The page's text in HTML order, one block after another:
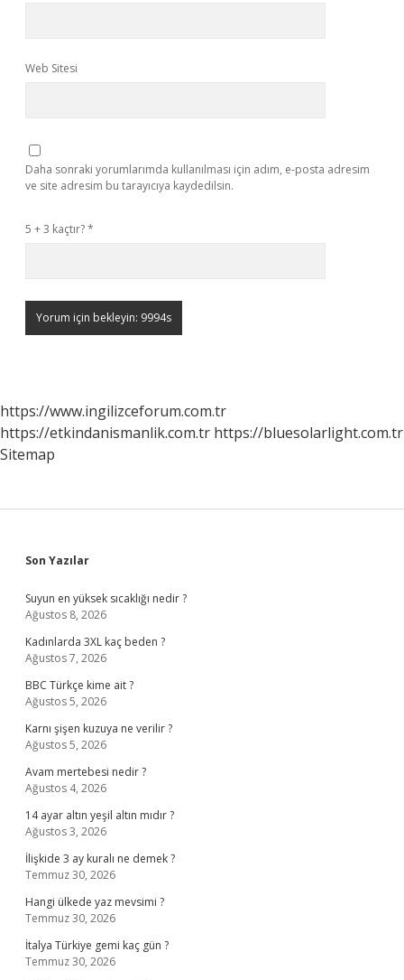
Web Sitesi
Daha sonraki yorumlarımda kullanılması için adım, e-posta adresim
ve site adresim bu tarayıcıya kaydedilsin.
5 + 3 kaçtır?*
https://www.ingilizceforum.com.tr
https://etkindanismanlik.com.tr https://bluesolarlight.com.tr
Sitemap
Sidebar
Son Yazılar
Suyun en yüksek sıcaklığı nedir ?
Ağustos 8, 2026
Kadınlarda 3XL kaç beden ?
Ağustos 7, 2026
BBC Türkçe kime ait ?
Ağustos 5, 2026
Karnı şişen kuzuya ne verilir ?
Ağustos 5, 2026
Avam mertebesi nedir ?
Ağustos 4, 2026
14 ayar altın yeşil altın mıdır ?
Ağustos 3, 2026
İlişkide 3 ay kuralı ne demek ?
Temmuz 30, 2026
Hangi ülkede yaz mevsimi ?
Temmuz 30, 2026
İtalya Türkiye gemi kaç gün ?
Temmuz 30, 2026